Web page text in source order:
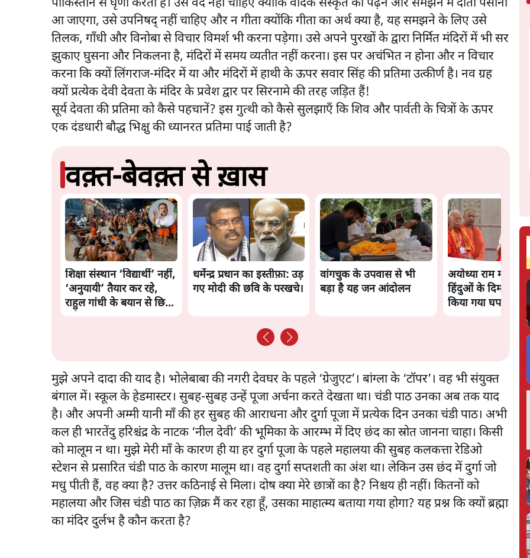
पाकिस्तान से घृणा करता है। उसे वेद नहीं चाहिए क्योंकि वैदिक संस्कृत को पढ़ने और समझने में दांतों पसीना
आ जाएगा, उसे उपनिषद् नहीं चाहिए और न गीता क्योंकि गीता का अर्थ क्या है, यह समझने के लिए उसे
तिलक, गाँधी और विनोबा से विचार विमर्श भी करना पड़ेगा। उसे अपने पुरखों के द्वारा निर्मित मंदिरों में भी सर
झुकाए घुसना और निकलना है, मंदिरों में समय व्यतीत नहीं करना। इस पर अचंभित न होना और न विचार
करना कि क्यों लिंगराज-मंदिर में या और मंदिरों में हाथी के ऊपर सवार सिंह की प्रतिमा उत्कीर्ण है। नव ग्रह
क्यों प्रत्येक देवी देवता के मंदिर के प्रवेश द्वार पर सिरनामे की तरह जड़ित हैं!
सूर्य देवता की प्रतिमा को कैसे पहचानें? इस गुत्थी को कैसे सुलझाएँ कि शिव और पार्वती के चित्रों के ऊपर
एक दंडधारी बौद्ध भिक्षु की ध्यानरत प्रतिमा पाई जाती है?
वक़्त-बेवक़्त से ख़ास
शिक्षा संस्थान ‘विद्यार्थी’ नहीं,
‘अनुयायी’ तैयार कर रहे,
राहुल गांधी के बयान से छिड़ी
धर्मेन्द्र प्रधान का इस्तीफ़ा: उड़
गए मोदी की छवि के परखचे।
वांगचुक के उपवास से भी
बड़ा है यह जन आंदोलन
अयोध्या राम मंदिर
हिंदुओं के दिमाग़ के
किया गया घपला
मुझे अपने दादा की याद है। भोलेबाबा की नगरी देवघर के पहले ‘ग्रेजुएट’। बांग्ला के ‘टॉपर’। वह भी संयुक्त
बंगाल में। स्कूल के हेडमास्टर। सुबह-सुबह उन्हें पूजा अर्चना करते देखता था। चंडी पाठ उनका अब तक याद
है। और अपनी अम्मी यानी माँ की हर सुबह की आराधना और दुर्गा पूजा में प्रत्येक दिन उनका चंडी पाठ। अभी
कल ही भारतेंदु हरिश्चंद्र के नाटक ‘नील देवी’ की भूमिका के आरम्भ में दिए छंद का स्रोत जानना चाहा। किसी
को मालूम न था। मुझे मेरी माँ के कारण ही या हर दुर्गा पूजा के पहले महालया की सुबह कलकत्ता रेडिओ
स्टेशन से प्रसारित चंडी पाठ के कारण मालूम था। वह दुर्गा सप्तशती का अंश था। लेकिन उस छंद में दुर्गा जो
मधु पीती हैं, वह क्या है? उत्तर कठिनाई से मिला। दोष क्या मेरे छात्रों का है? निश्चय ही नहीं। कितनों को
महालया और जिस चंडी पाठ का ज़िक्र मैं कर रहा हूँ, उसका माहात्म्य बताया गया होगा? यह प्रश्न कि क्यों ब्रह्मा
का मंदिर दुर्लभ है कौन करता है?